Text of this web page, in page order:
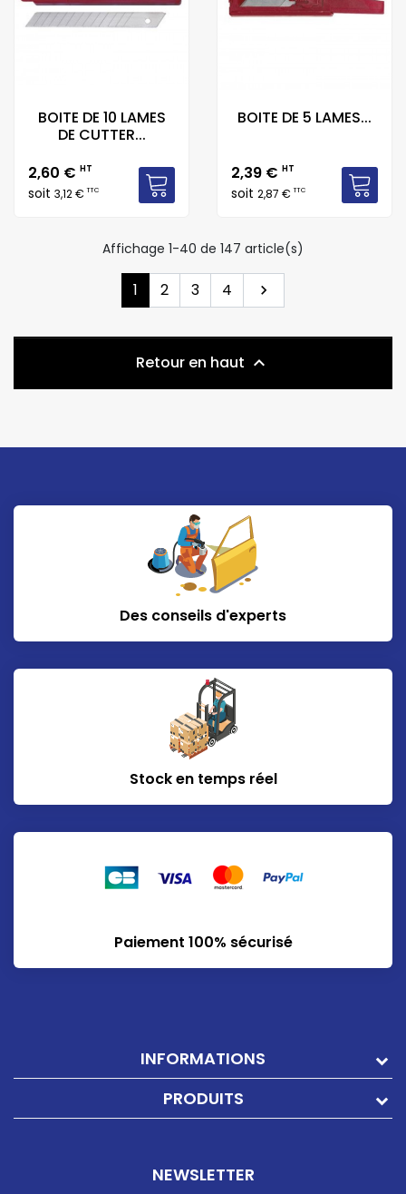
BOITE DE 10 LAMES
DE CUTTER...
Prix
2,60 € HT
soit 3,12 €TTC
BOITE DE 5 LAMES...
Prix
2,39 € HT
soit 2,87 €TTC
Affichage 1-40 de 147 article(s)
1 2 3 4 Suivant

Retour en haut 
Des conseils d'experts
Stock en temps réel
Paiement 100% sécurisé
INFORMATIONS
PRODUITS
NEWSLETTER